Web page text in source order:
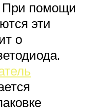
При помощи
эти
о